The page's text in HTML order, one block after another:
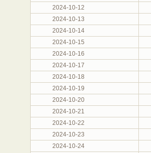
2024-10-12
2024-10-13
2024-10-14
2024-10-15
2024-10-16
2024-10-17
2024-10-18
2024-10-19
2024-10-20
2024-10-21
2024-10-22
2024-10-23
2024-10-24